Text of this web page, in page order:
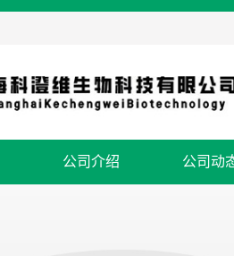
公司介绍 公司动